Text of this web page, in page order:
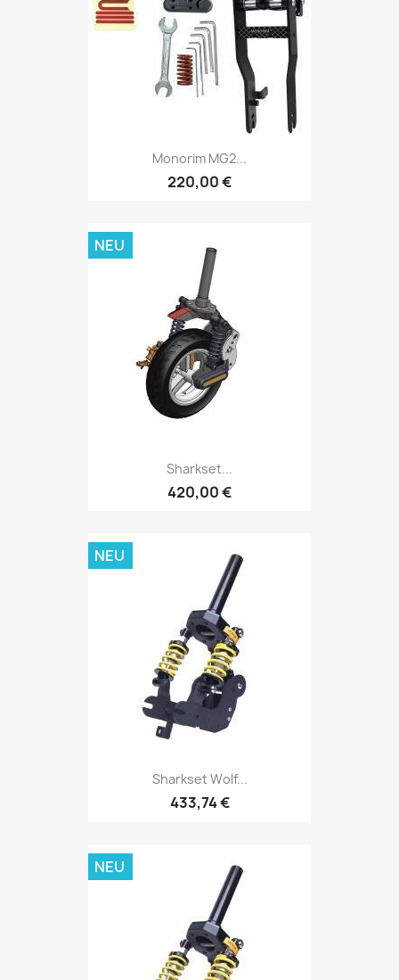
Monorim MG2...
220,00 €
Sharkset...
420,00 €
NEU
Sharkset Wolf...
433,74 €
NEU
NEU